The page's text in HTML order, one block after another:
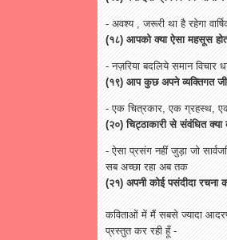
- अवश्य , जरूरी था है रहेगा
(१८) आपको क्या ऐसा महसूस
- नज़रिया बदलिये समान
(१९) आप कुछ अपने व्यक्तिगत
- एक चित्रकार, एक ग्रहस्थ,
(२०) चिट्ठाकारी से संवंधित
- ऐसा प्रसंग नहीं जुड़ा जो
सब अच्छा रहा अब तक
(२१) अपनी कोई पसंदीदा रचना
कविताओं में मैं सबसे ज्यादा
प्रस्तुत कर रही हूँ -